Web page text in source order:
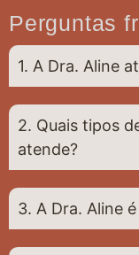
Perguntas
1. A Dra. Aline
2. Quais tipos
atende?
3. A Dra. Aline